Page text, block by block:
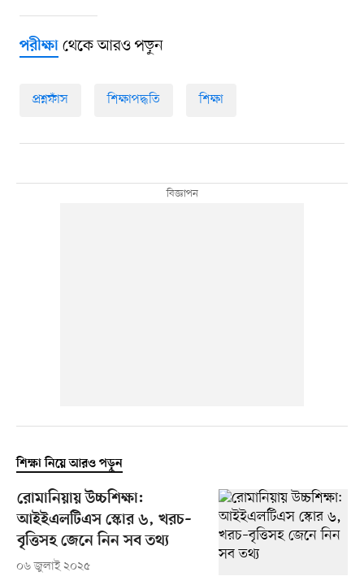
পরীক্ষাথেকে আরও পড়ুন
প্রশ্নফাঁস শিক্ষাপদ্ধতি শিক্ষা
শিক্ষা নিয়ে আরও পড়ুন
রোমানিয়ায় উচ্চশিক্ষা:
আইইএলটিএস স্কোর ৬, খরচ–
বৃত্তিসহ জেনে নিন সব তথ্য
০৬ জুলাই ২০২৫